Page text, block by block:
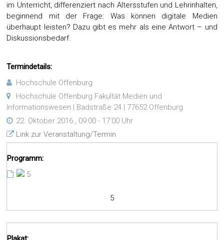
im Unterricht, differenziert nach Altersstufen und Lehrinhalten,
beginnend mit der Frage: Was können digitale Medien
überhaupt leisten? Dazu gibt es mehr als eine Antwort – und
Diskussionsbedarf.
Termindetails:
Hochschule Offenburg
Hochschule Offenburg Fakultät Medien und
Informationswesen | Badstraße 24 | 77652 Offenburg
22. Oktober 2016 , 09:00 - 17:00 Uhr
Link zur Veranstaltung/Termin
Programm:
5
5